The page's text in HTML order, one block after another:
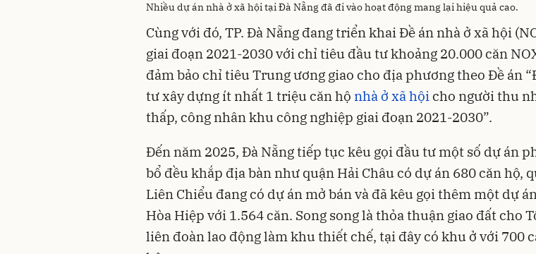
Nhiều dự án nhà ở xã hội tại Đà Nẵng đã đi vào hoạt động mang lại hiệu quả cao.
Cùng với đó, TP. Đà Nẵng đang triển khai Đề án nhà ở xã hội
giai đoạn 2021-2030 với chỉ tiêu đầu tư khoảng 20.000 căn
đảm bảo chỉ tiêu Trung ương giao cho địa phương theo Đề án
tư xây dựng ít nhất 1 triệu căn hộ nhà ở xã hội cho người thu
thấp, công nhân khu công nghiệp giai đoạn 2021-2030”.
Đến năm 2025, Đà Nẵng tiếp tục kêu gọi đầu tư một số dự án
bổ đều khắp địa bàn như quận Hải Châu có dự án 680 căn hộ,
Liên Chiểu đang có dự án mở bán và đã kêu gọi thêm một dự
Hòa Hiệp với 1.564 căn. Song song là thỏa thuận giao đất cho
liên đoàn lao động làm khu thiết chế, tại đây có khu ở với 700